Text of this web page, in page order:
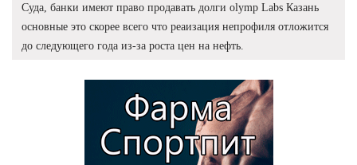
Суда, банки имеют право продавать долги olymp Labs Казань
основные это скорее всего что реаизация непрофиля отложится
до следующего года из-за роста цен на нефть.